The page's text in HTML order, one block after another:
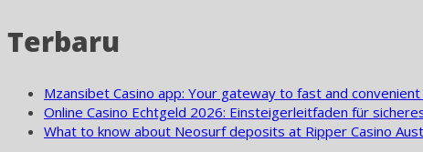
Terbaru
Mzansibet Casino app: Your gateway to fast and
Online Casino Echtgeld 2026: Einsteigerleitfaden für
What to know about Neosurf deposits at Ripper Casino